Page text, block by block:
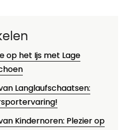
op het Ijs met Lage
Langlaufschaatsen:
Kindernoren: Plezier op